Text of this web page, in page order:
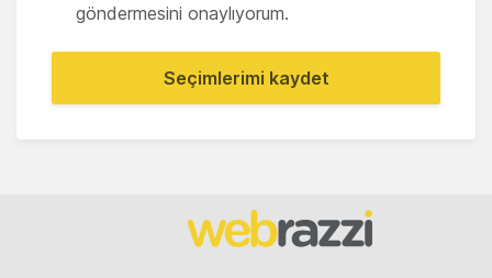
göndermesini onaylıyorum.
Seçimlerimi kaydet